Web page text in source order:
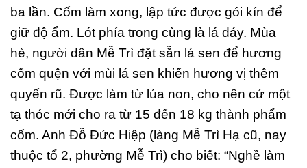
ba lần. Cốm làm xong, lập tức được gói kín để
giữ độ ẩm. Lót phía trong cùng là lá dáy. Mùa
hè, người dân Mễ Trì đặt sẵn lá sen để hương
cốm quện với mùi lá sen khiến hương vị thêm
quyến rũ. Được làm từ lúa non, cho nên cứ một
tạ thóc mới cho ra từ 15 đến 18 kg thành phẩm
cốm. Anh Đỗ Đức Hiệp (làng Mễ Trì Hạ cũ, nay
thuộc tổ 2, phường Mễ Trì) cho biết: “Nghề làm